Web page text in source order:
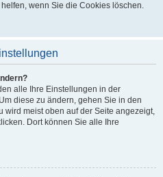
wenn Sie die Cookies löschen.
alle Ihre Einstellungen in der
diese zu ändern, gehen Sie in den
wird meist oben auf der Seite angezeigt,
Dort können Sie alle Ihre